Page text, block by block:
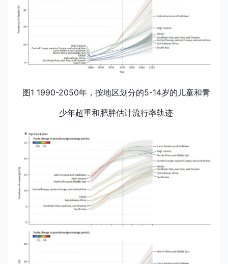
图1 1990-2050年，按地区划分的5-14岁的儿童和青
少年超重和肥胖估计流行率轨迹